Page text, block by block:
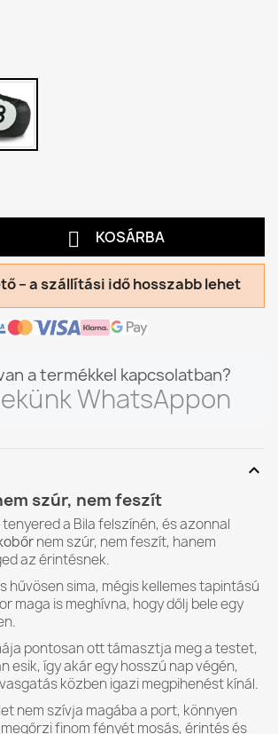
 KOSÁRBA
– a szállítási idő hosszabb lehet
a termékkel kapcsolatban?
WhatsAppon
expand_more
szúr, nem feszít
a Bila felszínén, és azonnal
nem szúr, nem feszít, hanem
az érintésnek.
hűvösen sima, mégis kellemes tapintású
maga is meghívna, hogy dőlj bele egy
pontosan ott támasztja meg a testet,
esik, így akár egy hosszú nap végén,
közben igazi megpihenést kínál.
nem szívja magába a port, könnyen
finom fényét mosás, érintés és